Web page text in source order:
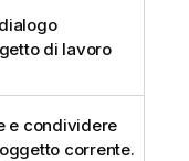
di lavoro
e condividere
corrente.